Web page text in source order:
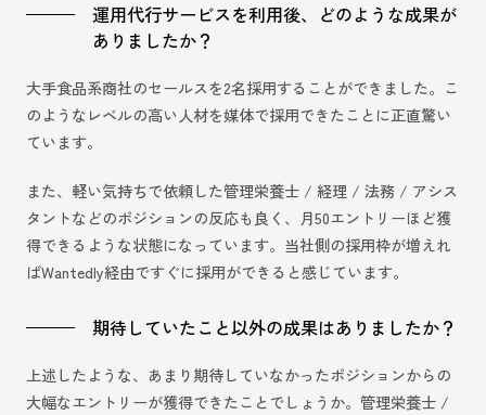
運用代行サービスを利用後、どのような成果が
ありましたか？
大手食品系商社のセールスを2名採用することができました。こ
のようなレベルの高い人材を媒体で採用できたことに正直驚い
ています。
また、軽い気持ちで依頼した管理栄養士 / 経理 / 法務 / アシス
タントなどのポジションの反応も良く、月50エントリーほど獲
得できるような状態になっています。当社側の採用枠が増えれ
ばWantedly経由ですぐに採用ができると感じています。
期待していたこと以外の成果はありましたか？
上述したような、あまり期待していなかったポジションからの
大幅なエントリーが獲得できたことでしょうか。管理栄養士 /